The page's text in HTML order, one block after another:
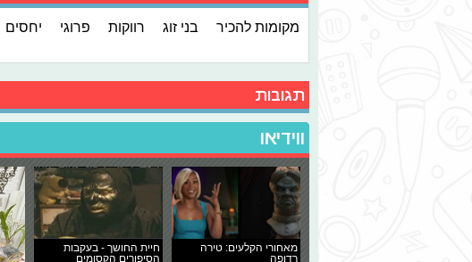
מקומות להכיר בני זוג רווקות פרוגי יחסים
תגובות
ווידיאו
מאחורי הקלעים: טירה
רדופה
חיית החושך - בעקבות
הסיפורים הקסומים